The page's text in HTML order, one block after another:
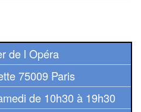
de l Opéra
75009 Paris
de 10h30 à 19h30